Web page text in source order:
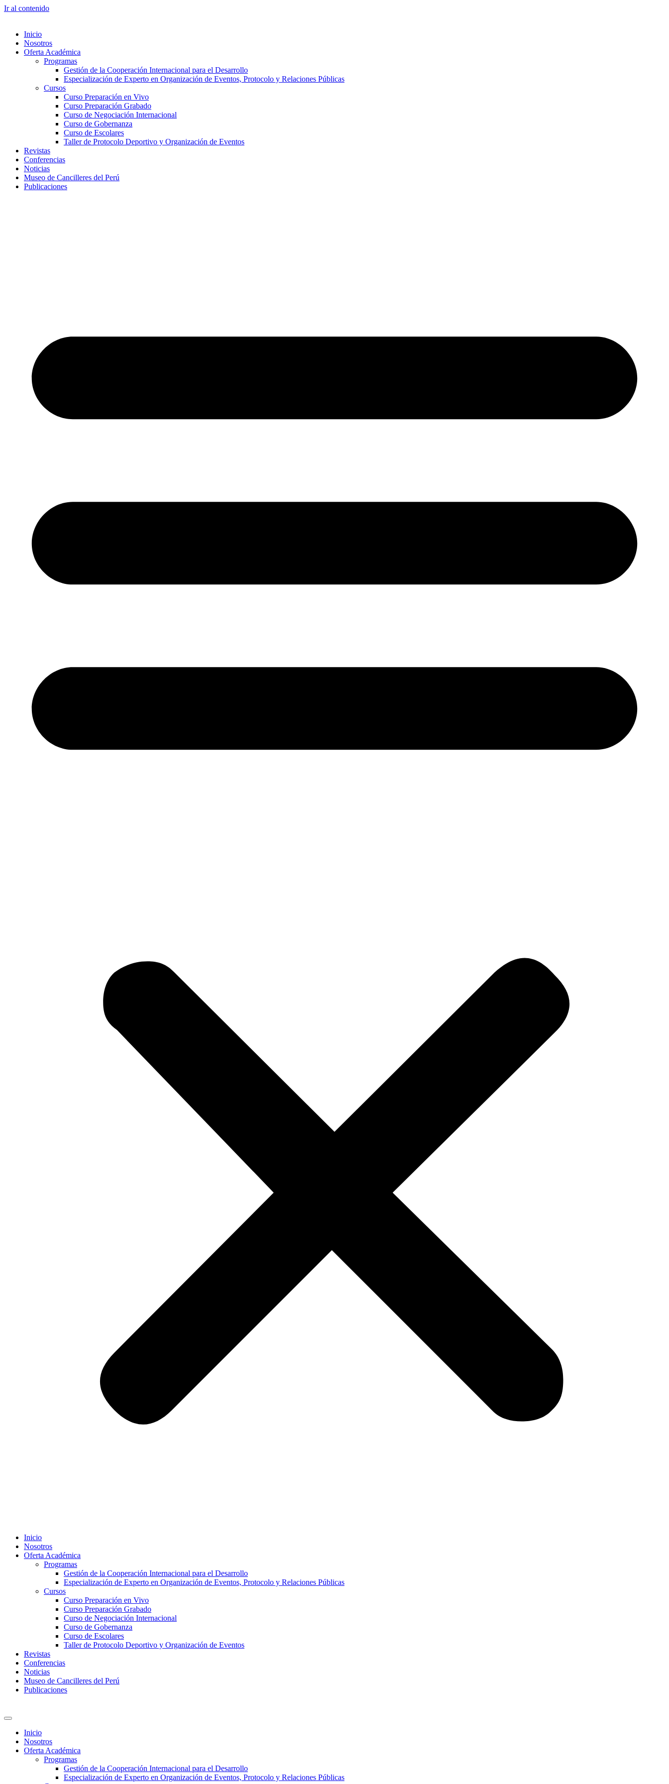
Ir al contenido
Inicio
Nosotros
Oferta Académica
Programas
Gestión de la Cooperación Internacional para el Desarrollo
Especialización de Experto en Organización de Eventos, Protocolo y Relaciones Públicas
Cursos
Curso Preparación en Vivo
Curso Preparación Grabado
Curso de Negociación Internacional
Curso de Gobernanza
Curso de Escolares
Taller de Protocolo Deportivo y Organización de Eventos
Revistas
Conferencias
Noticias
Museo de Cancilleres del Perú
Publicaciones
Inicio
Nosotros
Oferta Académica
Programas
Gestión de la Cooperación Internacional para el Desarrollo
Especialización de Experto en Organización de Eventos, Protocolo y Relaciones Públicas
Cursos
Curso Preparación en Vivo
Curso Preparación Grabado
Curso de Negociación Internacional
Curso de Gobernanza
Curso de Escolares
Taller de Protocolo Deportivo y Organización de Eventos
Revistas
Conferencias
Noticias
Museo de Cancilleres del Perú
Publicaciones
Inicio
Nosotros
Oferta Académica
Programas
Gestión de la Cooperación Internacional para el Desarrollo
Especialización de Experto en Organización de Eventos, Protocolo y Relaciones Públicas